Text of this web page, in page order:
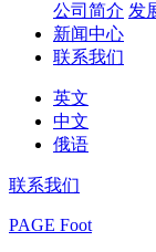
公司简介 发
新闻中心
联系我们
英文
中文
俄语
联系我们
PAGE Foot